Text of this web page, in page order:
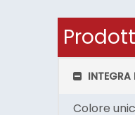
INTEGRA
Colore